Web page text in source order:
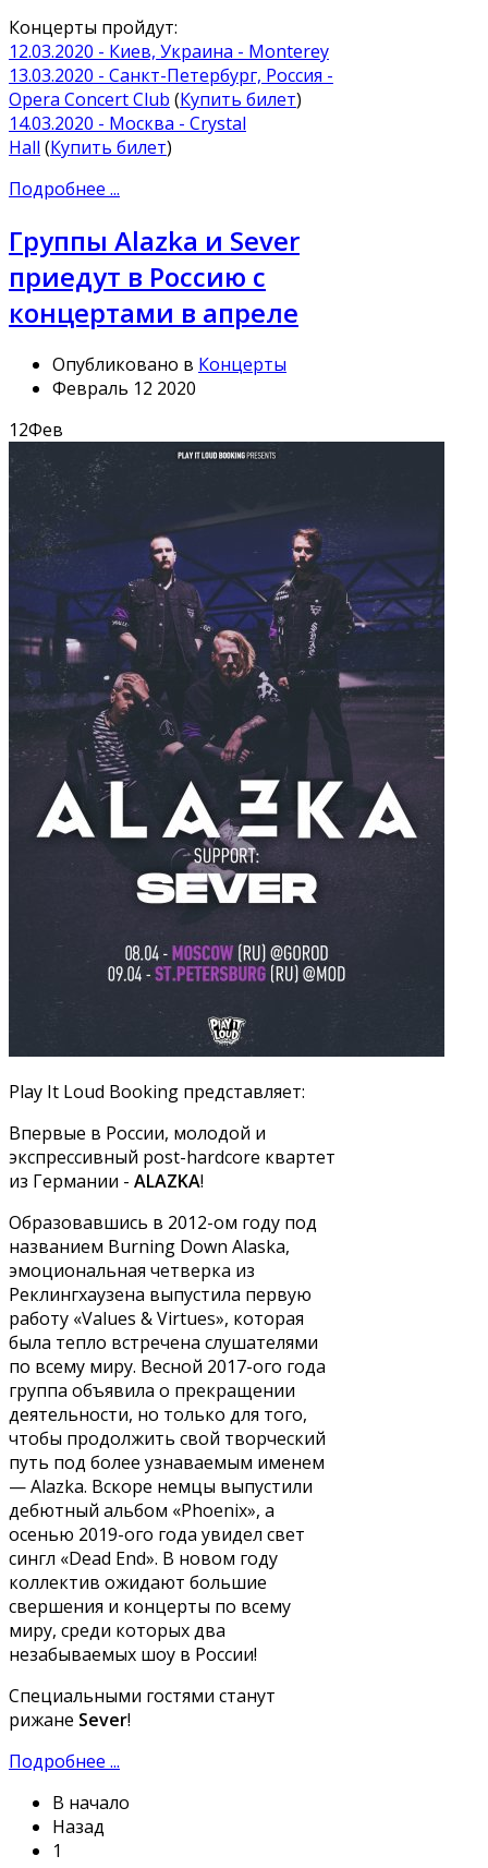
Концерты пройдут:
12.03.2020 - Киев, Украина - Monterey
13.03.2020 - Санкт-Петербург, Россия -
Opera Concert Club (Купить билет)
14.03.2020 - Москва - Crystal
Hall (Купить билет)
Подробнее ...
Группы Alazka и Sever
приедут в Россию с
концертами в апреле
Опубликовано в Концерты
Февраль 12 2020
12Фев
Play It Loud Booking представляет:
Впервые в России, молодой и
экспрессивный post-hardcore квартет
из Германии - ALAZKA!
Образовавшись в 2012-ом году под
названием Burning Down Alaska,
эмоциональная четверка из
Реклингхаузена выпустила первую
работу «Values ​​& Virtues», которая
была тепло встречена слушателями
по всему миру. Весной 2017-ого года
группа объявила о прекращении
деятельности, но только для того,
чтобы продолжить свой творческий
путь под более узнаваемым именем
— Alazka. Вскоре немцы выпустили
дебютный альбом «Phoenix», а
осенью 2019-ого года увидел свет
сингл «Dead End». В новом году
коллектив ожидают большие
свершения и концерты по всему
миру, среди которых два
незабываемых шоу в России!
Специальными гостями станут
рижане Sever!
Подробнее ...
В начало
Назад
1